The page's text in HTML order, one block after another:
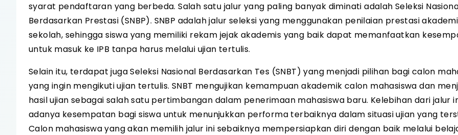
syarat pendaftaran yang berbeda. Salah satu jalur yang paling banyak diminati adalah Seleksi
Berdasarkan Prestasi (SNBP). SNBP adalah jalur seleksi yang menggunakan penilaian prestasi
sekolah, sehingga siswa yang memiliki rekam jejak akademis yang baik dapat memanfaatkan
untuk masuk ke IPB tanpa harus melalui ujian tertulis.
Selain itu, terdapat juga Seleksi Nasional Berdasarkan Tes (SNBT) yang menjadi pilihan bagi calon
yang ingin mengikuti ujian tertulis. SNBT mengujikan kemampuan akademik calon mahasiswa dan
hasil ujian sebagai salah satu pertimbangan dalam penerimaan mahasiswa baru. Kelebihan dari jalur
adanya kesempatan bagi siswa untuk menunjukkan performa terbaiknya dalam situasi ujian yang
Calon mahasiswa yang akan memilih jalur ini sebaiknya mempersiapkan diri dengan baik melalui